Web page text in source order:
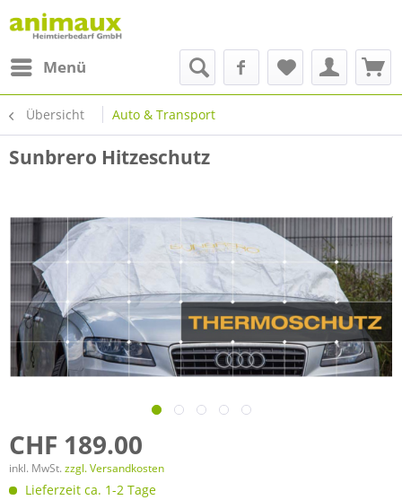
Menü
Übersicht Auto & Transport
Sunbrero Hitzeschutz
CHF 189.00
inkl. MwSt. zzgl. Versandkosten
Lieferzeit ca. 1-2 Tage